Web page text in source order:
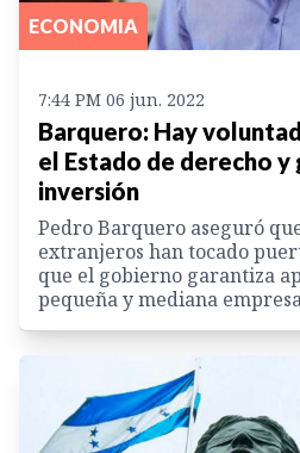
ECONOMIA
7:44 PM 06 jun. 2022
Barquero: Hay
el Estado de derecho y
inversión
Pedro Barquero aseguró
extranjeros han tocado
que el gobierno garantiza
pequeña y mediana